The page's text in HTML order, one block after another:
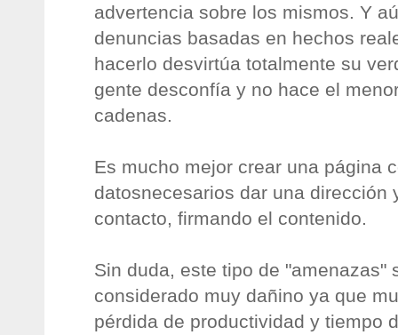
advertencia sobre los mismos. Y
denuncias basadas en hechos
hacerlo desvirtúa totalmente su
gente desconfía y no hace el
cadenas.
Es mucho mejor crear una página
datosnecesarios dar una dirección
contacto, firmando el contenido.
Sin duda, este tipo de "amenazas"
considerado muy dañino ya que
pérdida de productividad y tiempo